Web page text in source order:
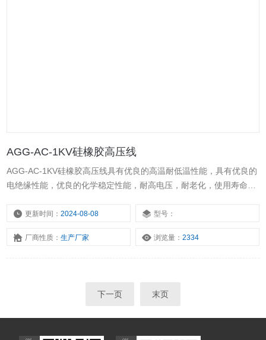
AGG-AC-1KV硅橡胶高压线
AGG-AC-1KV硅橡胶高压线具有优良的高温耐低温性能，具有优良的
电绝缘性能，优良的化学稳定性能，耐高电压，耐老化，使用寿命
台、电视机、微波炉、霓红灯、仪器仪表内部高压、安装连接用电子
更新时间：2024-08-08 型号：
厂商性质：生产厂家 浏览量：2334
下一页 末页